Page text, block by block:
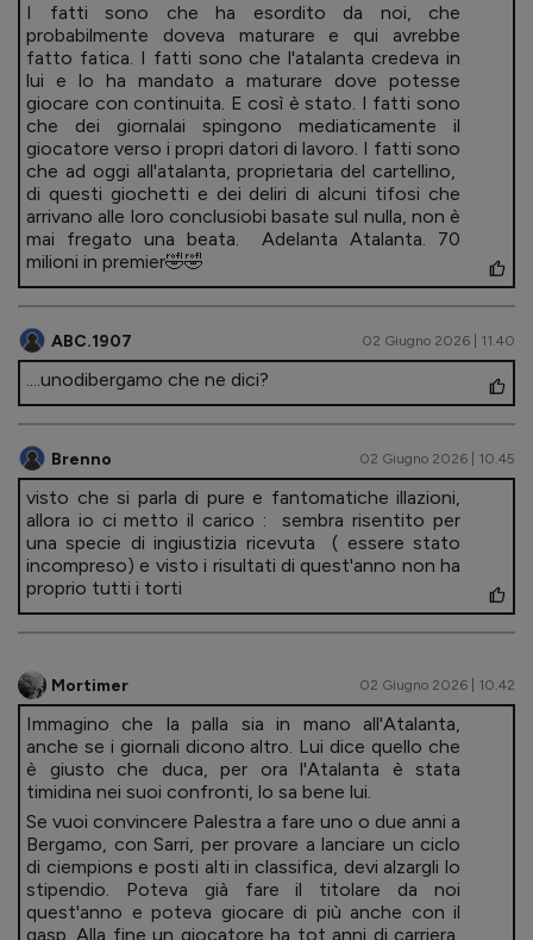
I fatti sono che ha esordito da noi, che
probabilmente doveva maturare e qui avrebbe
fatto fatica. I fatti sono che l'atalanta credeva in
lui e lo ha mandato a maturare dove potesse
giocare con continuita. E così è stato. I fatti sono
che dei giornalai spingono mediaticamente il
giocatore verso i propri datori di lavoro. I fatti sono
che ad oggi all'atalanta, proprietaria del cartellino,
di questi giochetti e dei deliri di alcuni tifosi che
arrivano alle loro conclusiobi basate sul nulla, non è
mai fregato una beata. Adelanta Atalanta. 70
milioni in premier🤣🤣
ABC.1907 02 Giugno 2026 | 11.40
....unodibergamo che ne dici?
Brenno 02 Giugno 2026 | 10.45
visto che si parla di pure e fantomatiche illazioni,
allora io ci metto il carico : sembra risentito per
una specie di ingiustizia ricevuta ( essere stato
incompreso) e visto i risultati di quest'anno non ha
proprio tutti i torti
Mortimer 02 Giugno 2026 | 10.42
Immagino che la palla sia in mano all'Atalanta,
anche se i giornali dicono altro. Lui dice quello che
è giusto che duca, per ora l'Atalanta è stata
timidina nei suoi confronti, lo sa bene lui.
Se vuoi convincere Palestra a fare uno o due anni a
Bergamo, con Sarri, per provare a lanciare un ciclo
di ciempions e posti alti in classifica, devi alzargli lo
stipendio. Poteva già fare il titolare da noi
quest'anno e poteva giocare di più anche con il
gasp. Alla fine un giocatore ha tot anni di carriera,